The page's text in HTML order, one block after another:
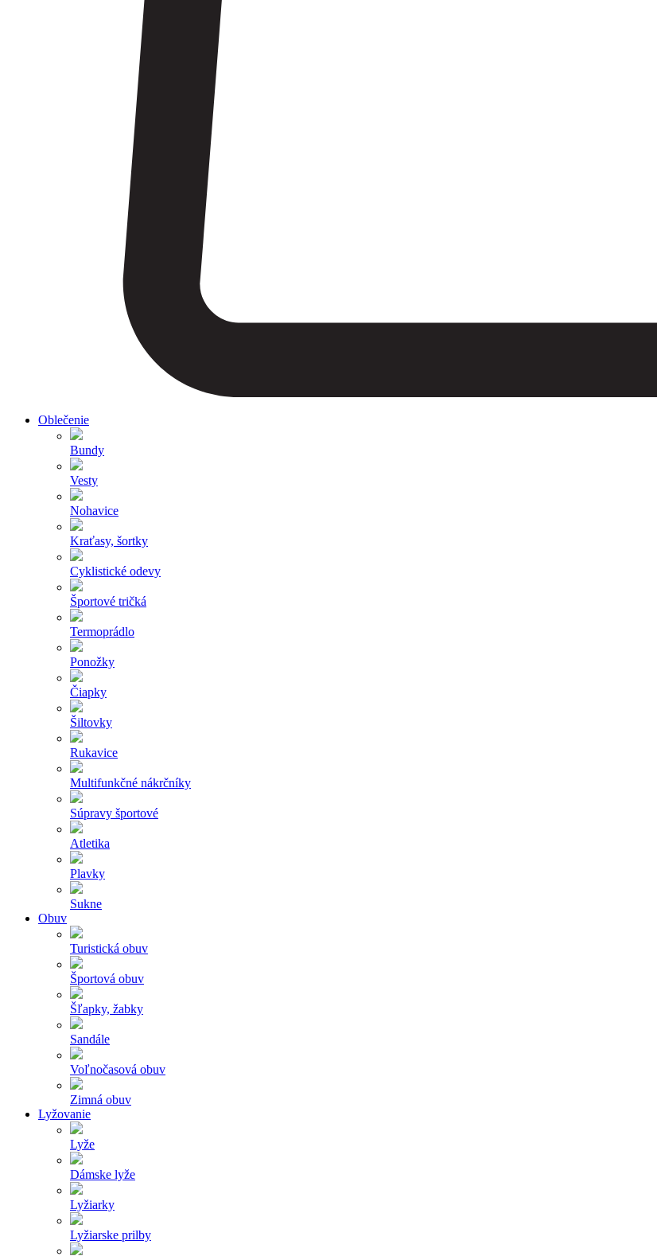
Oblečenie
Bundy
Vesty
Nohavice
Kraťasy, šortky
Cyklistické odevy
Športové tričká
Termoprádlo
Ponožky
Čiapky
Šiltovky
Rukavice
Multifunkčné nákrčníky
Súpravy športové
Atletika
Plavky
Sukne
Obuv
Turistická obuv
Športová obuv
Šľapky, žabky
Sandále
Voľnočasová obuv
Zimná obuv
Lyžovanie
Lyže
Dámske lyže
Lyžiarky
Lyžiarske prilby